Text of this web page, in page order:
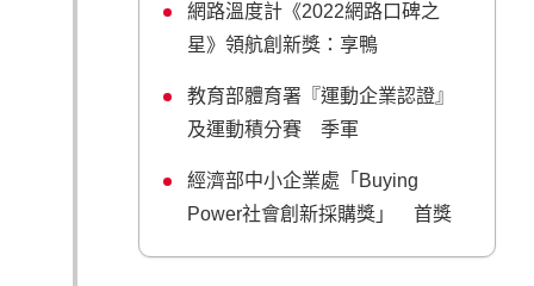
網路溫度計《2022網路口碑之
星》領航創新獎：享鴨
教育部體育署『運動企業認證』
及運動積分賽 季軍
經濟部中小企業處「Buying
Power社會創新採購獎」 首獎